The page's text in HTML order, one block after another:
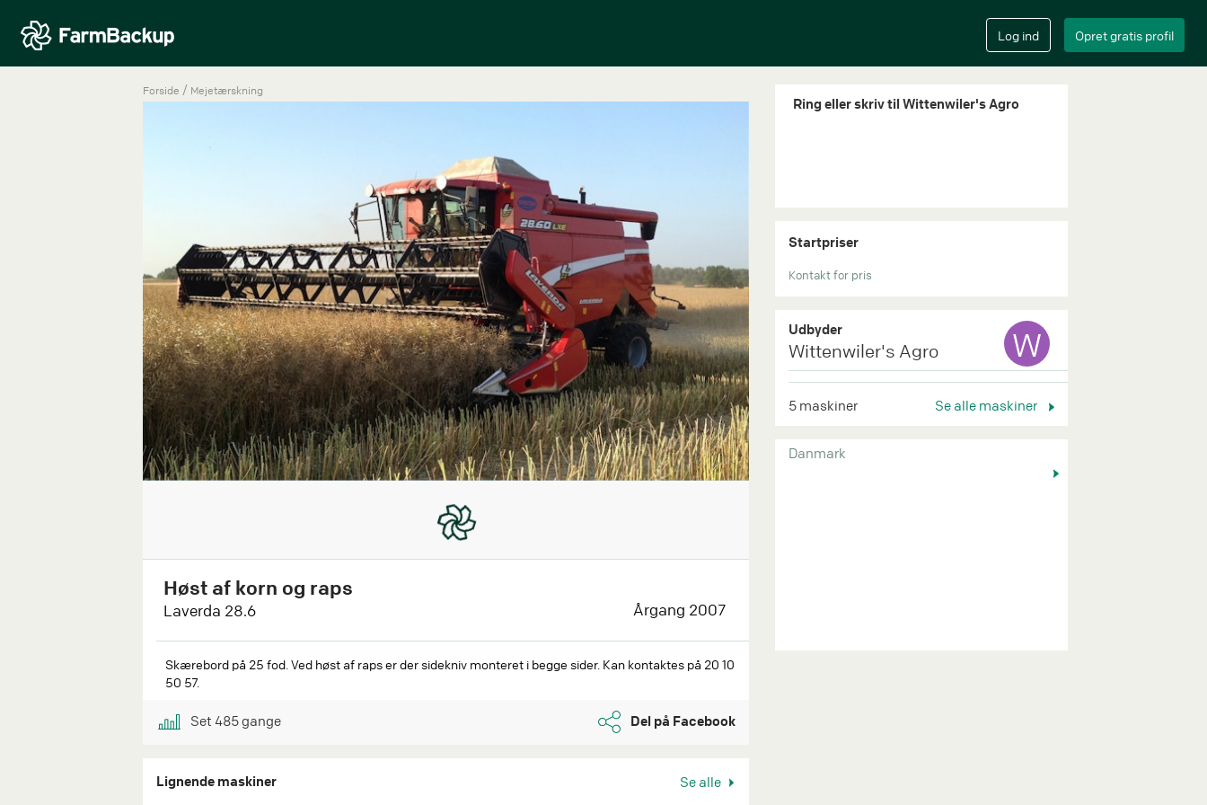
Forside / Mejetærskning
Høst af korn og raps
Laverda 28.6 Årgang 2007
Skærebord på 25 fod. Ved høst af raps er der sidekniv monteret i begge sider. Kan kontaktes på 20 10
50 57.
Set 485gange Del på Facebook
Lignende maskiner Se alle
Ring eller skriv til Wittenwiler's Agro
Startpriser
Kontakt for pris
Udbyder
Wittenwiler's Agro W
5 maskiner Se alle maskiner
Danmark